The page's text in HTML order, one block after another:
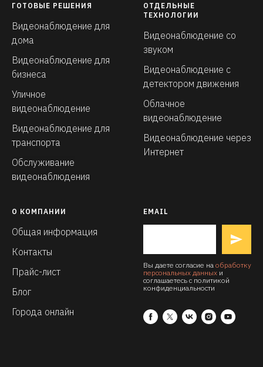
ГОТОВЫЕ РЕШЕНИЯ
Видеонаблюдение для
дома
Видеонаблюдение для
бизнеса
Уличное
видеонаблюдение
Видеонаблюдение для
транспорта
Обслуживание
видеонаблюдения
ОТДЕЛЬНЫЕ
ТЕХНОЛОГИИ
Видеонаблюдение со
звуком
Видеонаблюдение с
детектором движения
Облачное
видеонаблюдение
Видеонаблюдение через
Интернет
О КОМПАНИИ
Общая информация
Контакты
Прайс-лист
Блог
Города онлайн
EMAIL
Вы даете согласие на обработку
персональных данных и
соглашаетесь с политикой
конфиденциальности